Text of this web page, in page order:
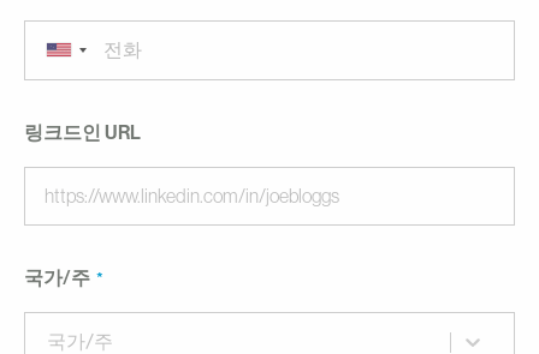
링크드인 URL
국가/주
국가/주